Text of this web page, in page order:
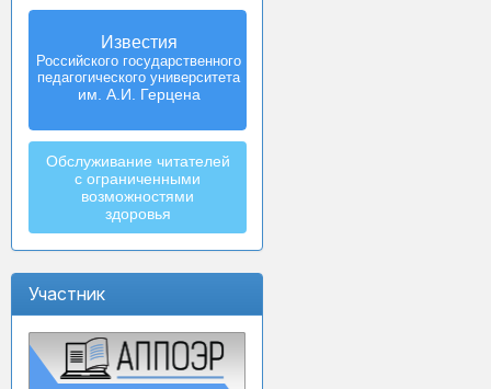
Известия
Российского государственного
педагогического университета
им. А.И. Герцена
Обслуживание читателей
с ограниченными
возможностями
здоровья
Участник